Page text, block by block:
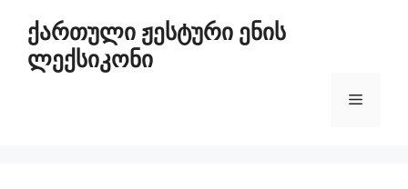
ქართული ჟესტური ენის
ლექსიკონი